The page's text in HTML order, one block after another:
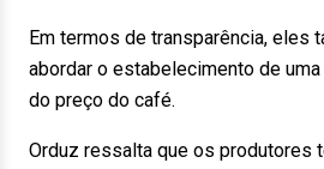
Em termos de transparência, eles
abordar o estabelecimento de
do preço do café.
Orduz ressalta que os produtores